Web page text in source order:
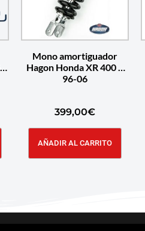
Mono amortiguador
Hagon Honda XR 400 R
96-06
399,00€
AÑADIR AL CARRITO